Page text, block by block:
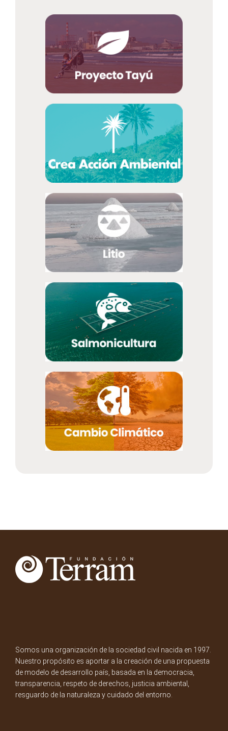
Somos una organización de la sociedad civil nacida en 1997.
Nuestro propósito es aportar a la creación de una propuesta
de modelo de desarrollo país, basada en la democracia,
transparencia, respeto de derechos, justicia ambiental,
resguardo de la naturaleza y cuidado del entorno.